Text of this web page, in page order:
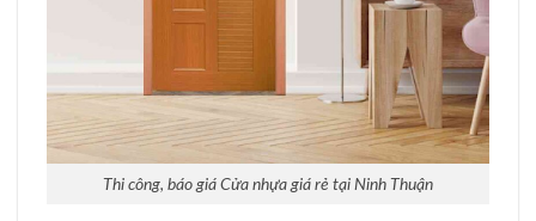
Thi công, báo giá Cửa nhựa giá rẻ tại Ninh Thuận